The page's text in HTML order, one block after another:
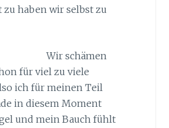
haben wir selbst zu
Wir schämen
für viel zu viele
ich für meinen Teil
in diesem Moment
und mein Bauch fühlt